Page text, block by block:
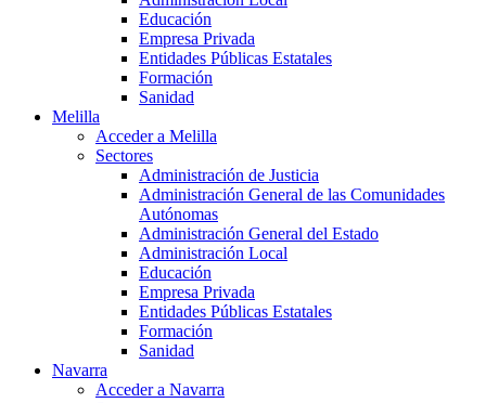
Educación
Empresa Privada
Entidades Públicas Estatales
Formación
Sanidad
Melilla
Acceder a Melilla
Sectores
Administración de Justicia
Administración General de las Comunidades
Autónomas
Administración General del Estado
Administración Local
Educación
Empresa Privada
Entidades Públicas Estatales
Formación
Sanidad
Navarra
Acceder a Navarra